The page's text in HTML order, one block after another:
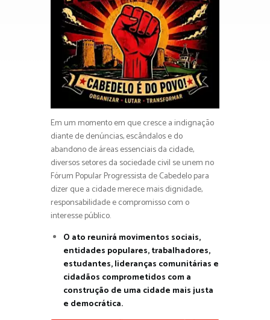
Em um momento em que cresce a indignação
diante de denúncias, escândalos e do
abandono de áreas essenciais da cidade,
diversos setores da sociedade civil se unem no
Fórum Popular Progressista de Cabedelo para
dizer que a cidade merece mais dignidade,
responsabilidade e compromisso com o
interesse público.
O ato reunirá movimentos sociais,
entidades populares, trabalhadores,
estudantes, lideranças comunitárias e
cidadãos comprometidos com a
construção de uma cidade mais justa
e democrática.